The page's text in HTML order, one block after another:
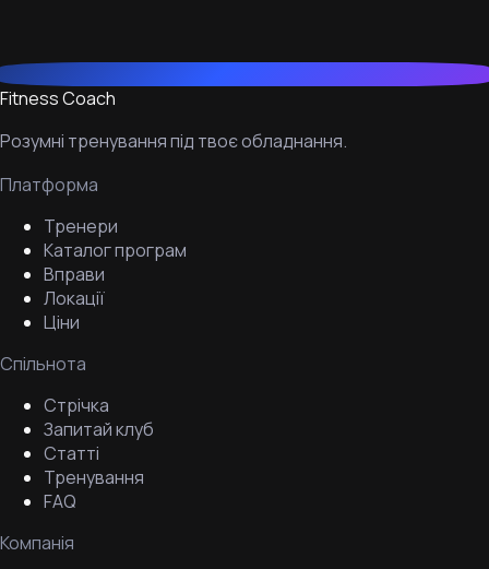
Fitness Coach
Розумні тренування під твоє обладнання.
Платформа
Тренери
Каталог програм
Вправи
Локації
Ціни
Спільнота
Стрічка
Запитай клуб
Статті
Тренування
FAQ
Компанія